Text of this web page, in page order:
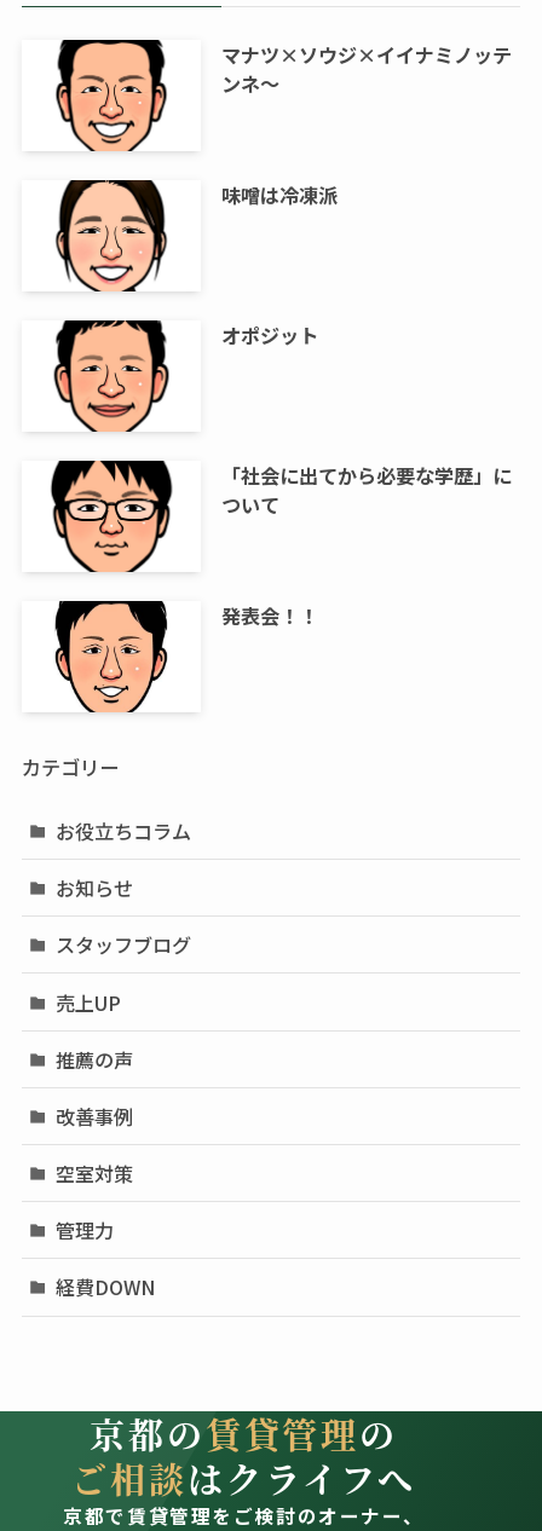
マナツ×ソウジ×イイナミノッテ
ンネ～
味噌は冷凍派
オポジット
「社会に出てから必要な学歴」に
ついて
発表会！！
カテゴリー
お役立ちコラム
お知らせ
スタッフブログ
売上UP
推薦の声
改善事例
空室対策
管理力
経費DOWN
京都の賃貸管理の
ご相談はクライフへ
京都で賃貸管理をご検討のオーナー、